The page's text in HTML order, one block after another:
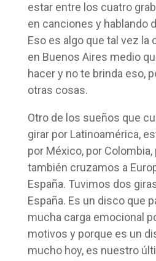
estar entre los cuatro
en canciones y hablando
Eso es algo que tal vez la
en Buenos Aires medio
hacer y no te brinda eso,
otras cosas.
Otro de los sueños que
girar por Latinoamérica,
por México, por Colombia,
también cruzamos a
España. Tuvimos dos
España. Es un disco que
mucha carga emocional
motivos y porque es un
mucho hoy, es nuestro